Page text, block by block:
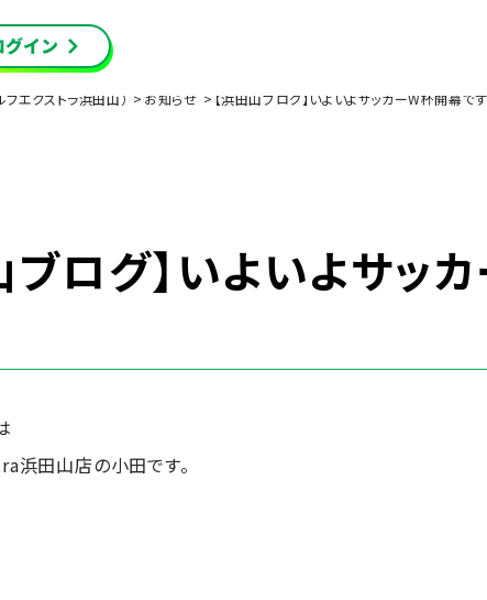
エクストラ浜田山） お知らせ 【浜田山ブログ】いよいよサッカーW杯開幕で
ブログ】いよいよサッ
浜田山店の小田です。